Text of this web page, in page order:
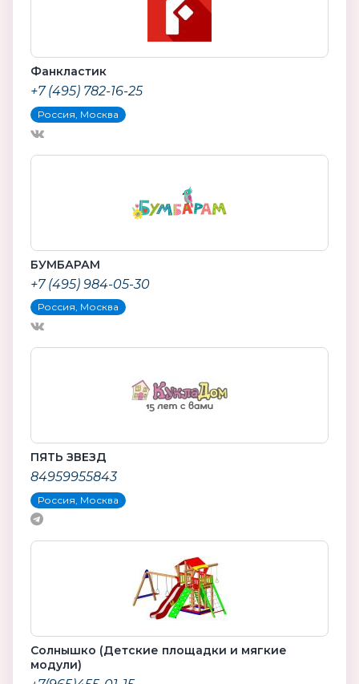
Фанкластик
+7 (495) 782-16-25
Россия, Москва
БУМБАРАМ
+7 (495) 984-05-30
Россия, Москва
ПЯТЬ ЗВЕЗД
84959955843
Россия, Москва
Солнышко (Детские площадки и мягкие
модули)